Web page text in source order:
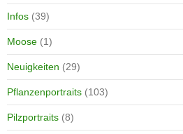
Infos (39)
Moose (1)
Neuigkeiten (29)
Pflanzenportraits (103)
Pilzportraits (8)